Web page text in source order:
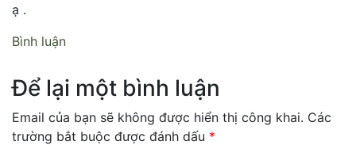
ạ .
Bình luận
Để lại một bình luận
Email của bạn sẽ không được hiển thị công khai. Các
trường bắt buộc được đánh dấu *